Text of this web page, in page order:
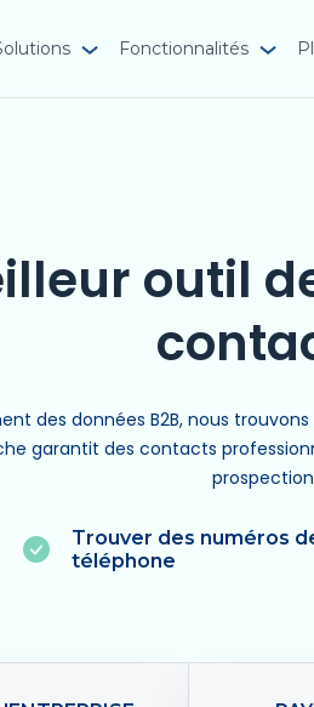
Fonctionnalités
outil
des données B2B, nous
garantit des contacts
Trouver des numéros
téléphone